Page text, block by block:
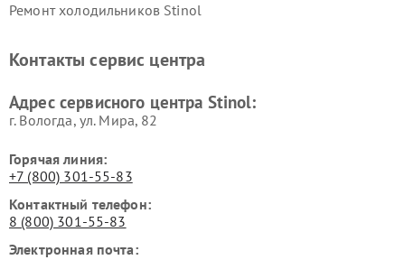
Ремонт холодильников Stinol
Контакты сервис центра
Адрес сервисного центра Stinol:
г. Вологда, ул. Мира, 82
Горячая линия:
+7 (800) 301-55-83
Контактный телефон:
8 (800) 301-55-83
Электронная почта: